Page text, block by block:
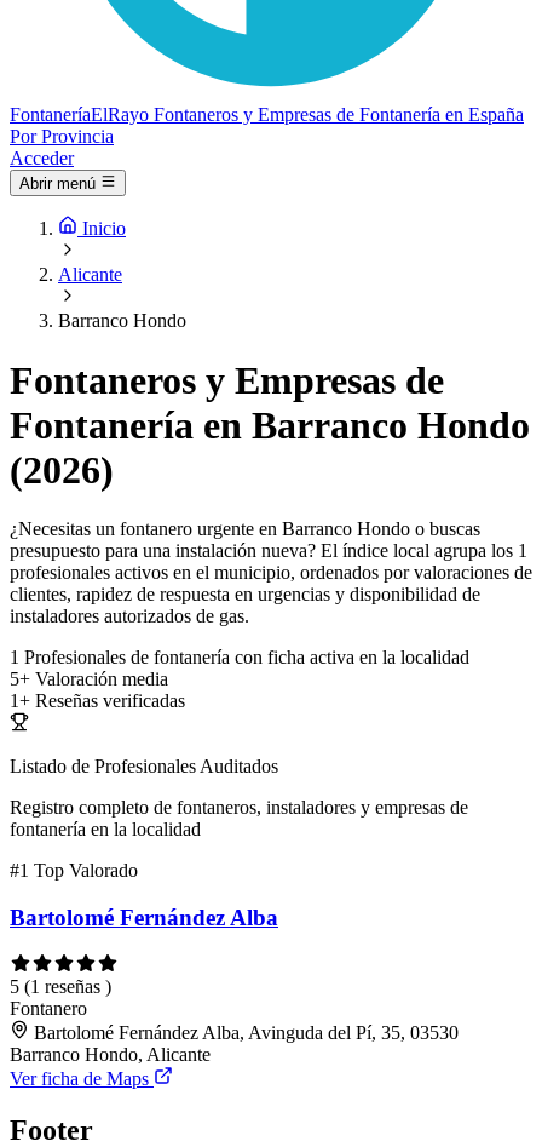
FontaneríaElRayo Fontaneros y Empresas de Fontanería en España
Por Provincia
Acceder
Abrir menú
Inicio
Alicante
Barranco Hondo
Fontaneros y Empresas de
Fontanería en Barranco Hondo
(2026)
¿Necesitas un fontanero urgente en Barranco Hondo o buscas
presupuesto para una instalación nueva? El índice local agrupa los 1
profesionales activos en el municipio, ordenados por valoraciones de
clientes, rapidez de respuesta en urgencias y disponibilidad de
instaladores autorizados de gas.
1 Profesionales de fontanería con ficha activa en la localidad
5+ Valoración media
1+ Reseñas verificadas
Listado de Profesionales Auditados
Registro completo de fontaneros, instaladores y empresas de
fontanería en la localidad
#1 Top Valorado
Bartolomé Fernández Alba
5 (1 reseñas )
Fontanero
Bartolomé Fernández Alba, Avinguda del Pí, 35, 03530
Barranco Hondo, Alicante
Ver ficha de Maps
Footer